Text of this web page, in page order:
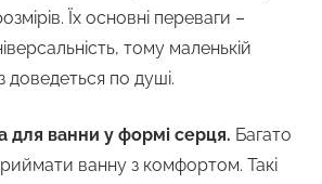
Їх основні переваги –
тому маленькій
доведеться по душі.
для ванни у формі серця. Багато
ванну з комфортом. Такі